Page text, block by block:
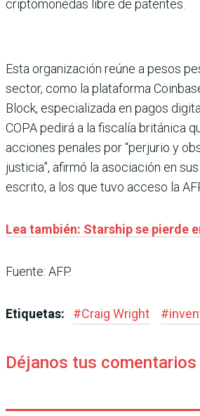
criptomonedas libre de patentes.
Esta organización reúne a pesos
sector, como la plataforma
Block, especializada en pagos
COPA pedirá a la fiscalía británica
acciones penales por “perjurio y
justicia”, afirmó la asociación en
escrito, a los que tuvo acceso la
Lea también: Starship se pierde
Fuente: AFP.
Etiquetas: #Craig Wright #
Déjanos tus comentarios